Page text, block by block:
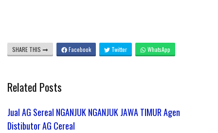
SHARE THIS Facebook Twitter WhatsApp
Related Posts
Jual AG Sereal NGANJUK NGANJUK JAWA TIMUR Agen
Distibutor AG Cereal